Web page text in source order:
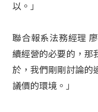
以。」
聯合報系法務經理
續經營的必要的，那
於，我們剛剛討論的
議價的環境。」